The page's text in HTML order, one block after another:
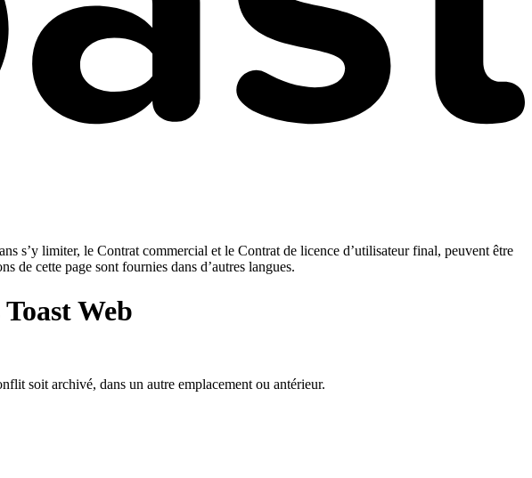
s’y limiter, le Contrat commercial et le Contrat de licence d’utilisateur final, peuvent être
de cette page sont fournies dans d’autres langues.
Web
soit archivé, dans un autre emplacement ou antérieur.